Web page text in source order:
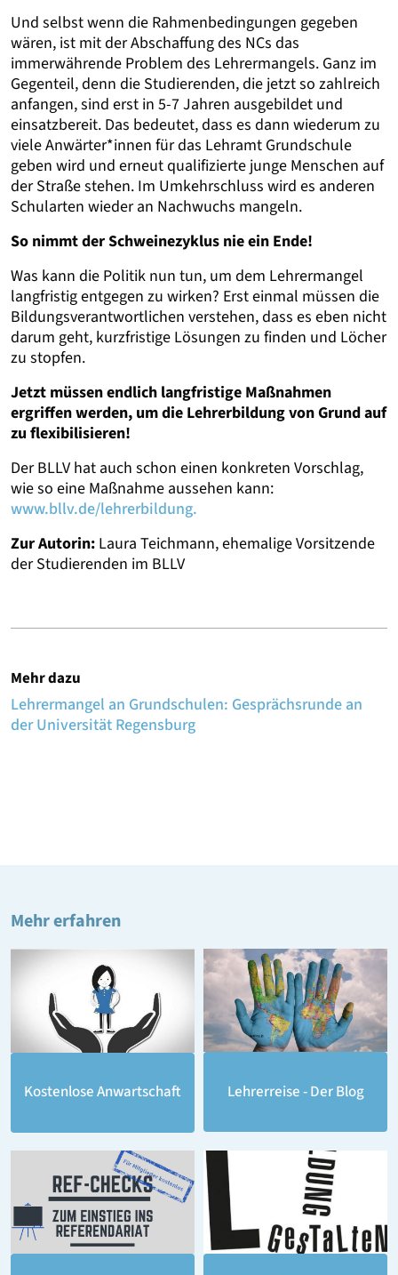
Und selbst wenn die Rahmenbedingungen gegeben
wären, ist mit der Abschaffung des NCs das
immerwährende Problem des Lehrermangels. Ganz im
Gegenteil, denn die Studierenden, die jetzt so zahlreich
anfangen, sind erst in 5-7 Jahren ausgebildet und
einsatzbereit. Das bedeutet, dass es dann wiederum zu
viele Anwärter*innen für das Lehramt Grundschule
geben wird und erneut qualifizierte junge Menschen auf
der Straße stehen. Im Umkehrschluss wird es anderen
Schularten wieder an Nachwuchs mangeln.
So nimmt der Schweinezyklus nie ein Ende!
Was kann die Politik nun tun, um dem Lehrermangel
langfristig entgegen zu wirken? Erst einmal müssen die
Bildungsverantwortlichen verstehen, dass es eben nicht
darum geht, kurzfristige Lösungen zu finden und Löcher
zu stopfen.
Jetzt müssen endlich langfristige Maßnahmen
ergriffen werden, um die Lehrerbildung von Grund auf
zu flexibilisieren!
Der BLLV hat auch schon einen konkreten Vorschlag,
wie so eine Maßnahme aussehen kann:
www.bllv.de/lehrerbildung.
Zur Autorin: Laura Teichmann, ehemalige Vorsitzende
der Studierenden im BLLV
Mehr dazu
Lehrermangel an Grundschulen: Gesprächsrunde an
der Universität Regensburg
Mehr erfahren
Kostenlose Anwartschaft Lehrerreise - Der Blog